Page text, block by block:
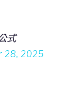
式
28, 2025